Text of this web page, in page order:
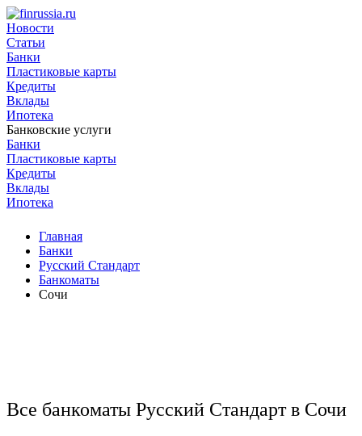
Новости
Статьи
Банки
Пластиковые карты
Кредиты
Вклады
Ипотека
Банковские услуги
Банки
Пластиковые карты
Кредиты
Вклады
Ипотека
Главная
Банки
Русский Стандарт
Банкоматы
Сочи
Все банкоматы Русский Стандарт в Сочи